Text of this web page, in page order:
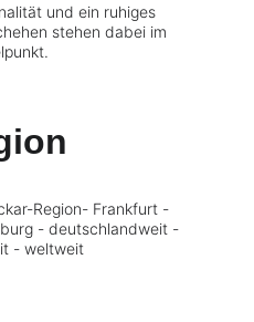
und ein ruhiges
stehen dabei im
Region- Frankfurt -
- deutschlandweit -
- weltweit